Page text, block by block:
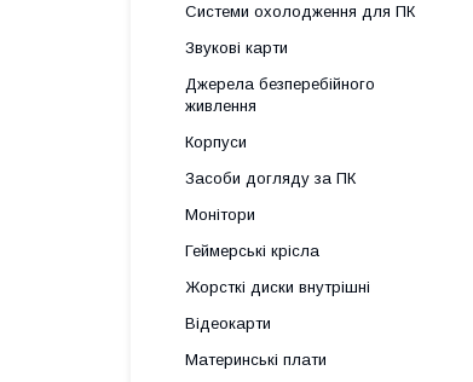
Системи охолодження для ПК
Звукові карти
Джерела безперебійного
живлення
Корпуси
Засоби догляду за ПК
Монітори
Геймерські крісла
Жорсткі диски внутрішні
Відеокарти
Материнські плати